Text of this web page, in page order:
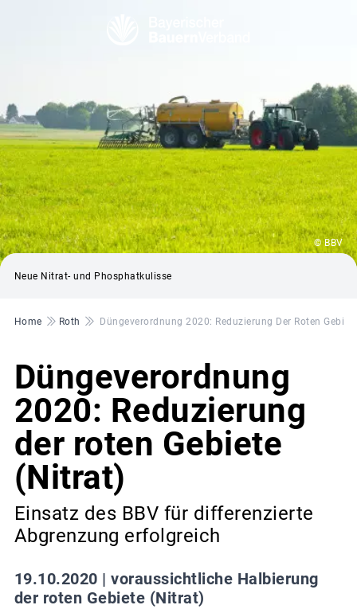
© BBV
Neue Nitrat- und Phosphatkulisse
Pfadnavigation
Home Roth Düngeverordnung 2020: Reduzierung Der Roten
Düngeverordnung
2020: Reduzierung
der roten Gebiete
(Nitrat)
Einsatz des BBV für differenzierte
Abgrenzung erfolgreich
19.10.2020 | voraussichtliche Halbierung
der roten Gebiete (Nitrat)